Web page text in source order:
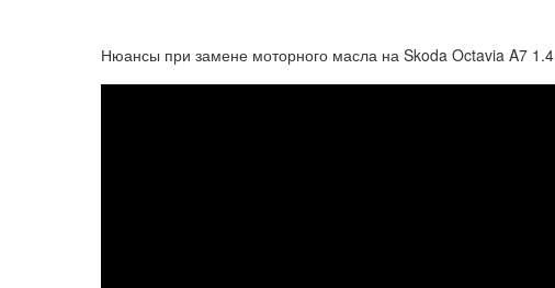
Нюансы при замене моторного масла на Skoda Octavia A7 1.4